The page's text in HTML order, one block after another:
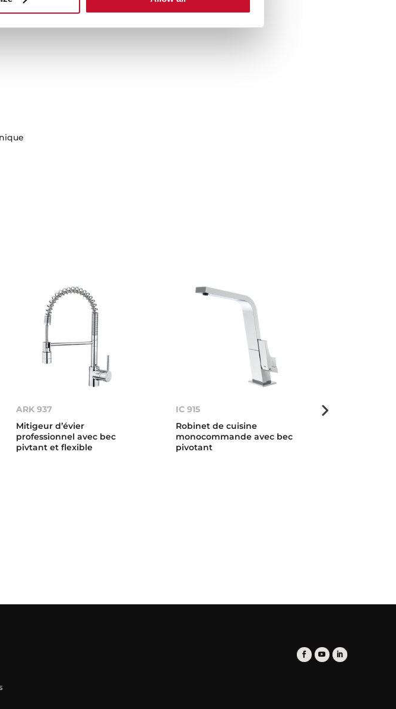
ARK 937
Mitigeur d’évier
professionnel avec bec
pivtant et flexible
IC 915
Robinet de cuisine
monocommande avec bec
pivotant